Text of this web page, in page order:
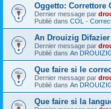
Oggetto: Correttore
Dernier message par
Publié dans COL -
An Drouizig Difazier
Dernier message par
Publié dans An
Que faire si le
Dernier message par
Publié dans An
Que faire si la